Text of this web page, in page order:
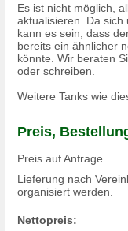
Es ist nicht möglich,
aktualisieren. Da sich
kann es sein, dass
bereits ein ähnlicher
könnte. Wir beraten
oder schreiben.
Weitere Tanks wie
Preis,
Preis auf Anfrage
Lieferung nach
organisiert werden.
Nettopreis: